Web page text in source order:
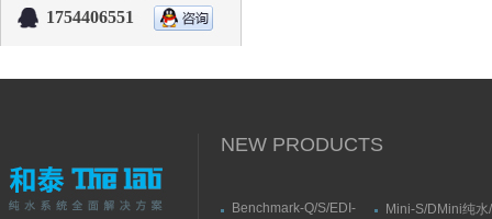
1754406551
NEW PRODUCTS
Benchmark-Q/S/EDI-
Mini-S/DMini纯水